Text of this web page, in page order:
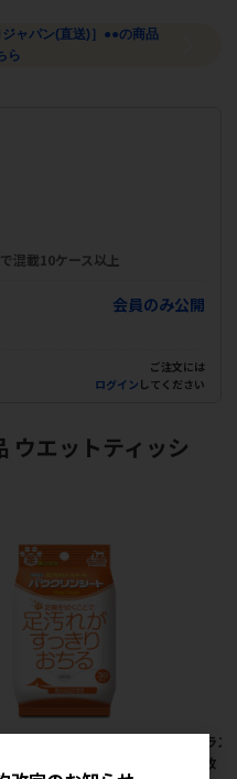
ャパン(直送)］●●の商品
ら
混載10ケース以上
会員のみ公開
ご注文には
ログイン してください
ウエットティッシ
[トーラ
ト 30枚